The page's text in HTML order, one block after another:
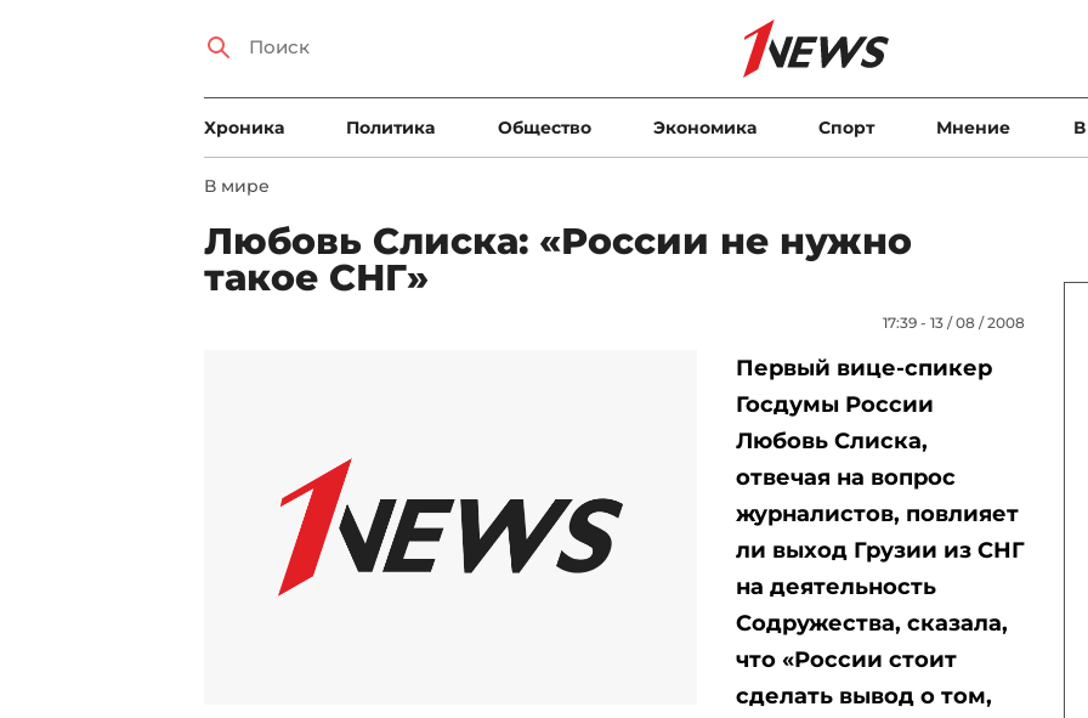
Xроника Политика Общество Экономика Спорт Мнение
В мире
Любовь Слиска: «России не нужно
такое СНГ»
17:39 - 13 / 08 / 2008
Первый вице-спикер
Госдумы России
Любовь Слиска,
отвечая на вопрос
журналистов, повлияет
ли выход Грузии из СНГ
на деятельность
Содружества, сказала,
что «России стоит
сделать вывод о том,